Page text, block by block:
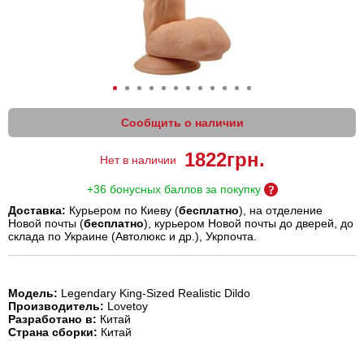
Сообщить о наличии
Нет в наличии 1822грн.
+36 бонусных баллов за покупку
Доставка: Курьером по Киеву (бесплатно), на отделение
Новой почты (бесплатно), курьером Новой почты до дверей, до
склада по Украине (Автолюкс и др.), Укрпочта.
Модель: Legendary King-Sized Realistic Dildo
Производитель: Lovetoy
Разработано в: Китай
Страна сборки: Китай